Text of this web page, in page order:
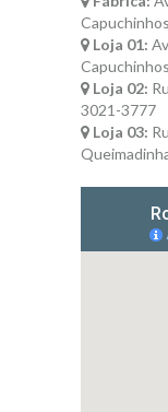
Capuchinhos
Loja 01:
Loja 02:
3021-3777
Loja 03: